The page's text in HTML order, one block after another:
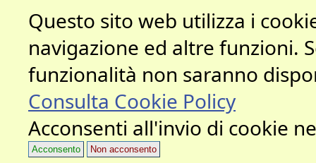
Questo sito web utilizza i
navigazione ed altre funzioni.
funzionalità non saranno
Consulta Cookie Policy
Acconsenti all'invio di cookie
Acconsento Non acconsento